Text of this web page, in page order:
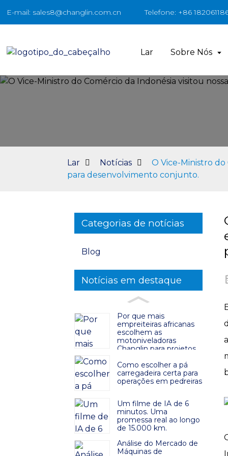
E-mail: sales8@changlin.com.cn Telefone: +86
Lar Sobre Nós
Lar Notícias
O Vice-Ministro
para desenvolvimento conjunto.
Categorias de notícias
Blog
Notícias em destaque
Por que mais
empreiteiras africanas
escolhem as
motoniveladoras
Changlin para projetos
Como escolher a pá
carregadeira certa para
operações em pedreiras
Um filme de IA de 6
minutos. Uma
promessa real ao longo
de 15.000 km.
Análise do Mercado de
Máquinas de